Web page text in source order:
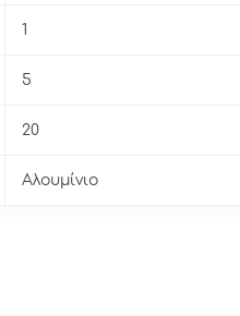
1
5
20
Αλουμίνιο